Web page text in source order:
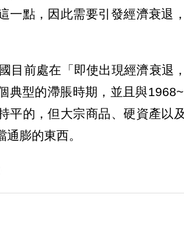
一點，因此需要引發經濟衰退
目前處在「即使出現經濟衰退
典型的滯脹時期，並且與
平的，但大宗商品、硬資產以
膨的東西。